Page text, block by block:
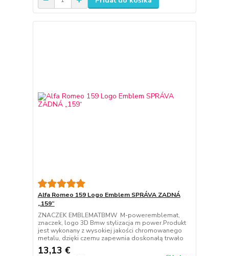
Alfa Romeo 159 Logo Emblem SPRÁVA ZADNÁ
„159“
ZNACZEK EMBLEMATBMW M-poweremblemat,
znaczek, logo 3D Bmw stylizacja m power.Produkt
jest wykonany z wysokiej jakości chromowanego
metalu, dzięki czemu zapewnia doskonałą trwało
13,13 €